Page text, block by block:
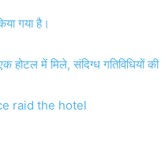
गया है।
होटल में मिले, संदिग्ध गतिविधियों
raid the hotel